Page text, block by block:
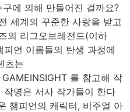
에 의해 만들어진 걸까요?
세계의 꾸준한 사랑을 받고
의 리그오브레전드(이하
언 이름들의 탄생 과정에
츠는
를 참고해 작
명은 서사 작가들이 한다
챔피언의 캐릭터, 비주얼 아